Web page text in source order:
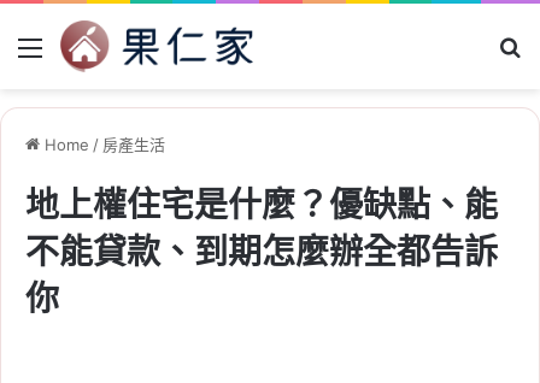
Menu
Home / 房產生活
地上權住宅是什麼？優缺點、能
不能貸款、到期怎麼辦全都告訴
你